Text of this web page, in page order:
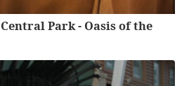
Park - Oasis of the